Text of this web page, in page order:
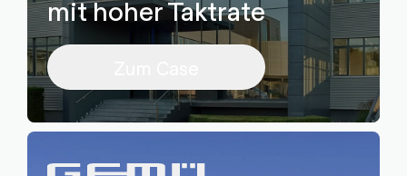
mit hoher Taktrate